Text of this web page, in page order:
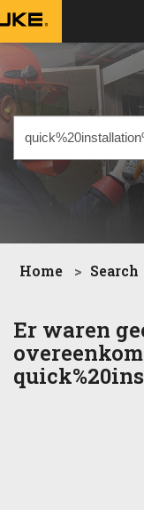
Home Search
Er waren